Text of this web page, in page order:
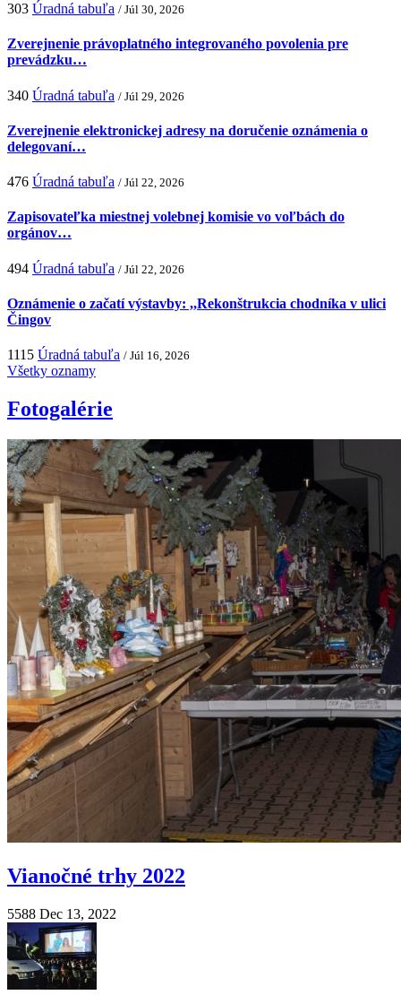
303 Úradná tabuľa / Júl 30, 2026
Zverejnenie právoplatného integrovaného povolenia pre
prevádzku…
340 Úradná tabuľa / Júl 29, 2026
Zverejnenie elektronickej adresy na doručenie oznámenia o
delegovaní…
476 Úradná tabuľa / Júl 22, 2026
Zapisovateľka miestnej volebnej komisie vo voľbách do
orgánov…
494 Úradná tabuľa / Júl 22, 2026
Oznámenie o začatí výstavby: ,,Rekonštrukcia chodníka v ulici
Čingov
1115 Úradná tabuľa / Júl 16, 2026
Všetky oznamy
Fotogalérie
Vianočné trhy 2022
5588 Dec 13, 2022